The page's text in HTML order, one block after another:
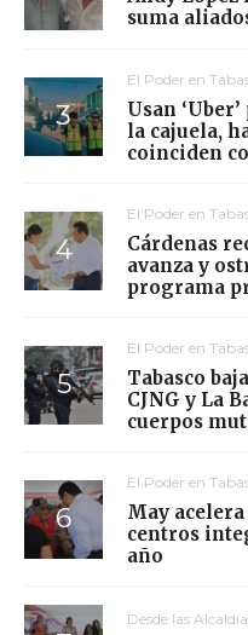
suma
El Poder en
Usan
la cajuela,
coinciden
El Poder en
Cárdenas
avanza y
programa
El Poder en
Tabasco
CJNG y La
cuerpos
El Poder en
May
centros
año
Desde las